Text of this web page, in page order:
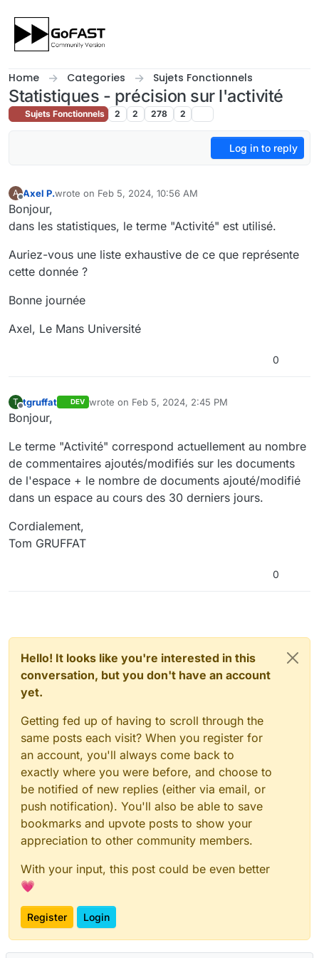
Home Categories Sujets Fonctionnels
Statistiques - précision sur l'activité
Sujets Fonctionnels 2 2 278 2
Log in to reply
A
Offline
Axel P.wrote on Feb 5, 2024, 10:56 AM
last edited by
Bonjour,
dans les statistiques, le terme "Activité" est utilisé.
Auriez-vous une liste exhaustive de ce que représente
cette donnée ?
Bonne journée
Axel, Le Mans Université
0
T
Offline
tgruffat DEV wrote on Feb 5, 2024, 2:45 PM
last edited by
Bonjour,
Le terme "Activité" correspond actuellement au nombre
de commentaires ajoutés/modifiés sur les documents
de l'espace + le nombre de documents ajouté/modifié
dans un espace au cours des 30 derniers jours.
Cordialement,
Tom GRUFFAT
0
Hello! It looks like you're interested in this
conversation, but you don't have an account
yet.
Getting fed up of having to scroll through the
same posts each visit? When you register for
an account, you'll always come back to
exactly where you were before, and choose to
be notified of new replies (either via email, or
push notification). You'll also be able to save
bookmarks and upvote posts to show your
appreciation to other community members.
With your input, this post could be even better
💗
Register Login